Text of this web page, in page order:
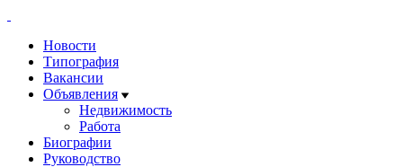
Новости
Типография
Вакансии
Объявления
Недвижимость
Работа
Биографии
Руководство